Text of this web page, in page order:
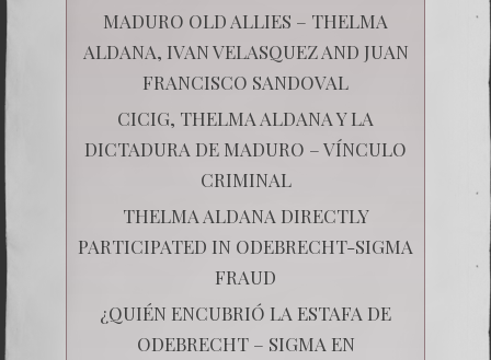
MADURO OLD ALLIES – THELMA
ALDANA, IVAN VELASQUEZ AND JUAN
FRANCISCO SANDOVAL
CICIG, THELMA ALDANA Y LA
DICTADURA DE MADURO – VÍNCULO
CRIMINAL
THELMA ALDANA DIRECTLY
PARTICIPATED IN ODEBRECHT-SIGMA
FRAUD
¿QUIÉN ENCUBRIÓ LA ESTAFA DE
ODEBRECHT – SIGMA EN